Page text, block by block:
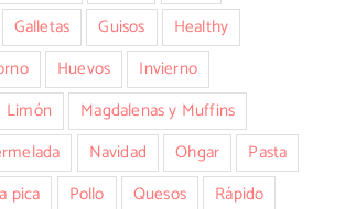
Galletas Guisos
Healthy
Huevos
Invierno
Limón
Magdalenas y Muffins
Navidad Ohgar
Pasta
pica Pollo Quesos
Rápido